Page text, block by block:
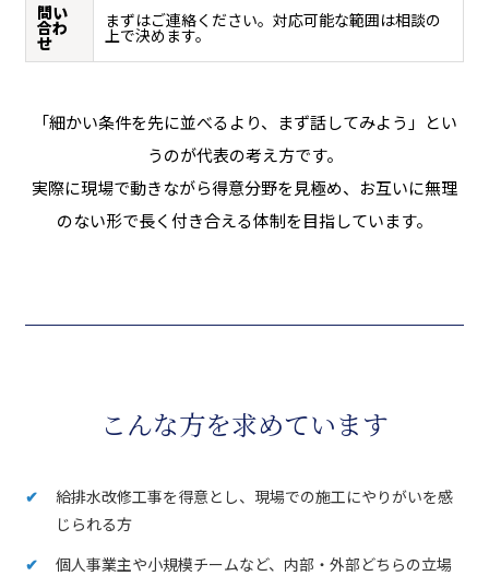
問い
合わ
せ
まずはご連絡ください。対応可能な範囲は相談の
上で決めます。
「細かい条件を先に並べるより、まず話してみよう」とい
うのが代表の考え方です。
実際に現場で動きながら得意分野を見極め、お互いに無理
のない形で長く付き合える体制を目指しています。
こんな方を求めています
給排水改修工事を得意とし、現場での施工にやりがいを感
じられる方
個人事業主や小規模チームなど、内部・外部どちらの立場